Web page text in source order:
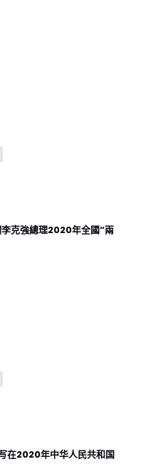
克強總理2020年全國“兩
在2020年中华人民共和国